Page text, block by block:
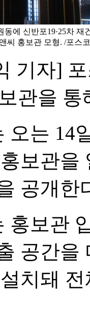
에 신반포19·25차 재
씨 홍보관 모형. /포스
기자]
관을
오는 14
보관을
공개한
홍보관
공간을
치돼